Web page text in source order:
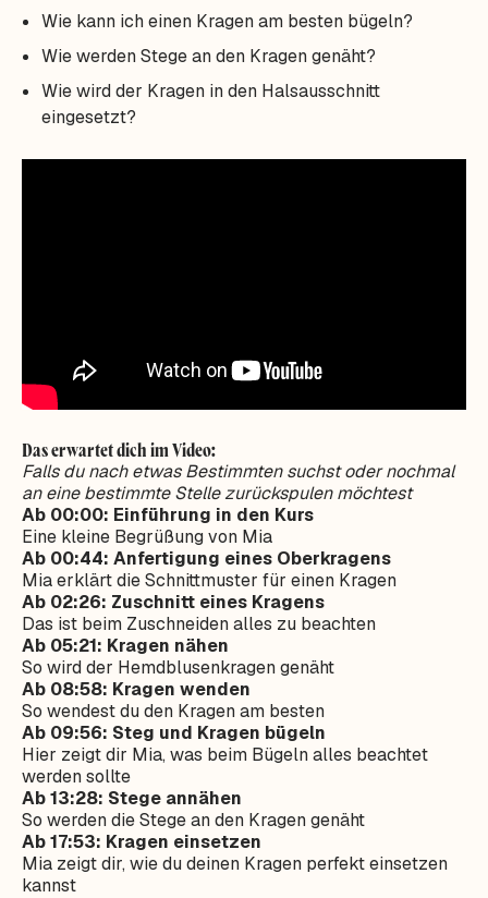
Wie kann ich einen Kragen am besten bügeln?
Wie werden Stege an den Kragen genäht?
Wie wird der Kragen in den Halsausschnitt
eingesetzt?
Das erwartet dich im Video:
Falls du nach etwas Bestimmten suchst oder nochmal
an eine bestimmte Stelle zurückspulen möchtest
Ab 00:00: Einführung in den Kurs
Eine kleine Begrüßung von Mia
Ab 00:44: Anfertigung eines Oberkragens
Mia erklärt die Schnittmuster für einen Kragen
Ab 02:26: Zuschnitt eines Kragens
Das ist beim Zuschneiden alles zu beachten
Ab 05:21: Kragen nähen
So wird der Hemdblusenkragen genäht
Ab 08:58: Kragen wenden
So wendest du den Kragen am besten
Ab 09:56: Steg und Kragen bügeln
Hier zeigt dir Mia, was beim Bügeln alles beachtet
werden sollte
Ab 13:28: Stege annähen
So werden die Stege an den Kragen genäht
Ab 17:53: Kragen einsetzen
Mia zeigt dir, wie du deinen Kragen perfekt einsetzen
kannst